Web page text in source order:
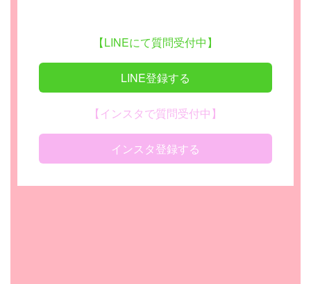
【LINEにて質問受付中】
LINE登録する
【インスタで質問受付中】
インスタ登録する